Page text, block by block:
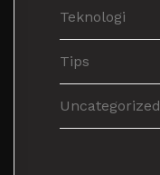
Teknologi
Tips
Uncategorized